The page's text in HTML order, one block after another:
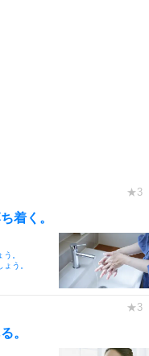
着く。
。
う。
。